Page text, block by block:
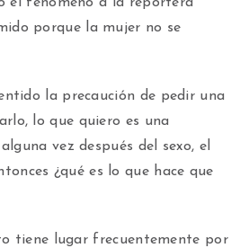
porque la mujer no se
la precaución de pedir una
lo que quiero es una
vez después del sexo, el
¿qué es lo que hace que
tiene lugar frecuentemente por